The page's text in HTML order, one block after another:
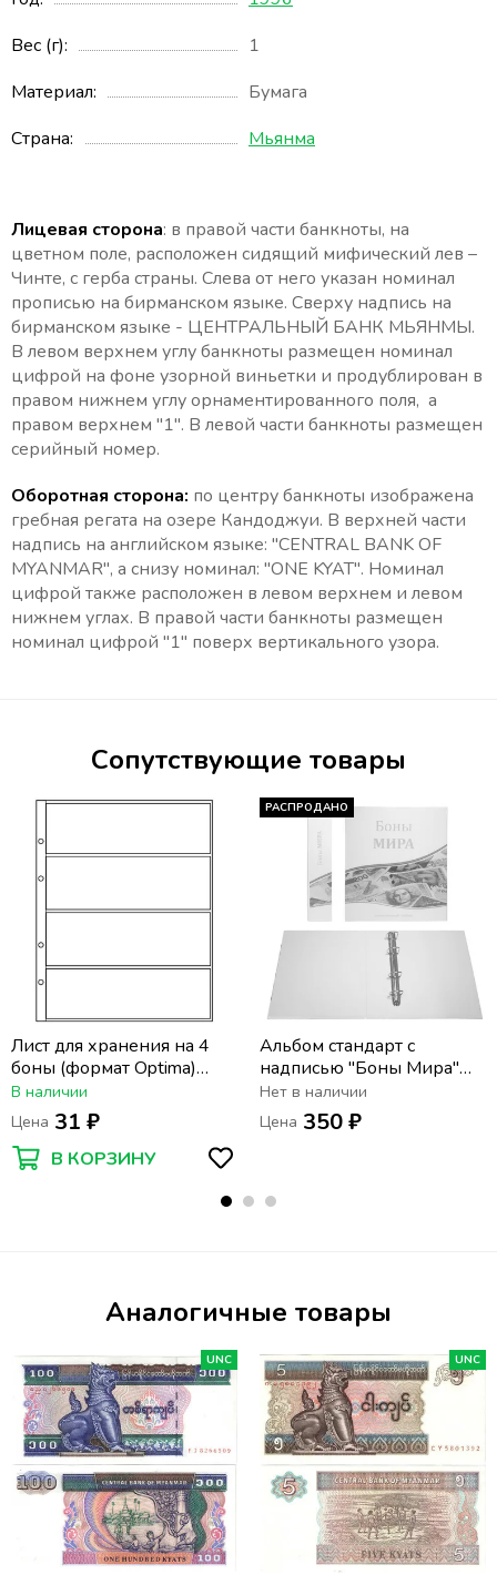
Вес (г)
1
Материал
Бумага
Страна
Мьянма
Лицевая сторона: в правой части банкноты, на
цветном поле, расположен сидящий мифический лев –
Чинте, с герба страны. Слева от него указан номинал
прописью на бирманском языке. Сверху надпись на
бирманском языке - ЦЕНТРАЛЬНЫЙ БАНК МЬЯНМЫ.
В левом верхнем углу банкноты размещен номинал
цифрой на фоне узорной виньетки и продублирован в
правом нижнем углу орнаментированного поля, а
правом верхнем "1". В левой части банкноты размещен
серийный номер.
Оборотная сторона: по центру банкноты изображена
гребная регата на озере Кандоджуи. В верхней части
надпись на английском языке: "CENTRAL BANK OF
MYANMAR", а снизу номинал: "ONE KYAT". Номинал
цифрой также расположен в левом верхнем и левом
нижнем углах. В правой части банкноты размещен
номинал цифрой "1" поверх вертикального узора.
Сопутствующие товары
Лист для хранения на 4
боны (формат Optima)
(200х250 мм)
В наличии
Цена 31 ₽
В КОРЗИНУ
РАСПРОДАНО
Альбом стандарт с
надписью "Боны Мира"
формат Optima
Нет в наличии
Цена 350 ₽
Аналогичные товары
UNC UNC